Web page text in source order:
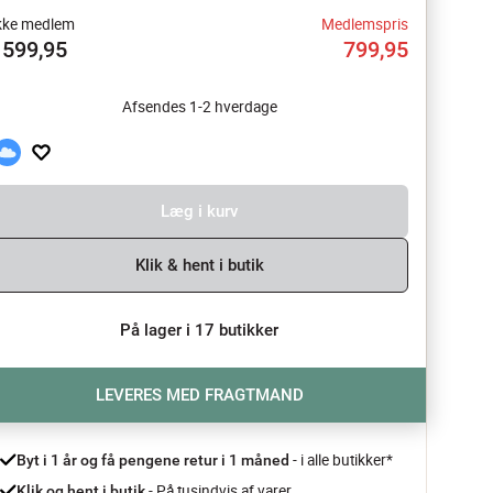
medlem Medlemspris
799,95
Afsendes 1-2 hverdage
Læg i kurv
Klik & hent i butik
På lager i 17 butikker
LEVERES MED FRAGTMAND
Byt i 1 år og få pengene retur i 1 måned - i alle butikker*